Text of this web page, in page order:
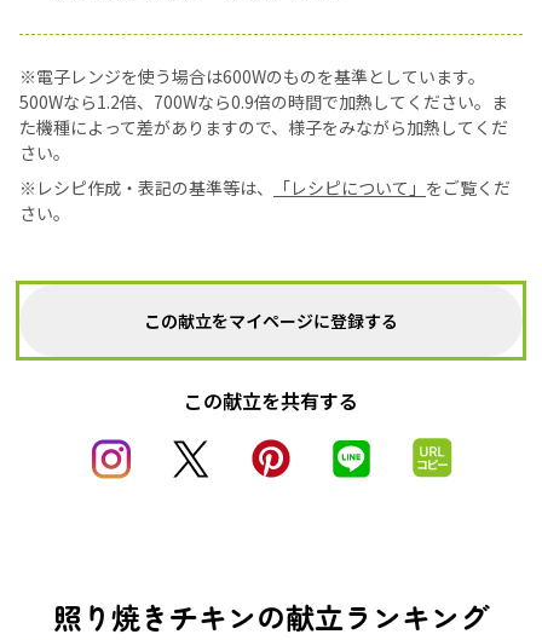
※電子レンジを使う場合は600Wのものを基準としています。
500Wなら1.2倍、700Wなら0.9倍の時間で加熱してください。ま
た機種によって差がありますので、様子をみながら加熱してくだ
さい。
※レシピ作成・表記の基準等は、
「レシピについて」 をご覧くだ
さい。
この献立をマイページに登録する
この献立を共有する
照り焼きチキンの献立ランキング